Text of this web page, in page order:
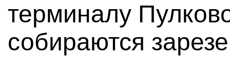
терминалу
собираются